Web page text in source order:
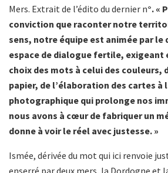
Mers. Extrait de l’édito du dernier n°. «
conviction que raconter notre
sens, notre équipe est animée par le
espace de dialogue fertile, exigeant
choix des mots à celui des couleurs,
papier, de l’élaboration des cartes à
photographique qui prolonge nos
nous avons à cœur de fabriquer un
donne à voir le réel avec justesse. »
Ismée, dérivée du mot qui ici renvoie
enserré par deux mers, la Dordogne et